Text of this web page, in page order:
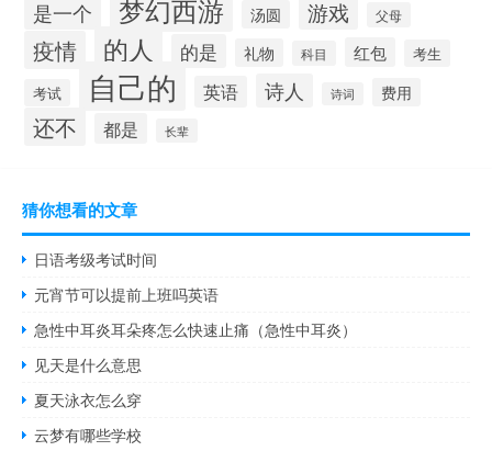
是一个 梦幻西游 汤圆 游戏 父母
疫情 的人 的是 礼物 科目 红包
考生
考试
自己的 英语 诗人 诗词 费用
还不 都是 长辈
猜你想看的文章
日语考级考试时间
元宵节可以提前上班吗英语
急性中耳炎耳朵疼怎么快速止痛（急性中耳炎）
见天是什么意思
夏天泳衣怎么穿
云梦有哪些学校